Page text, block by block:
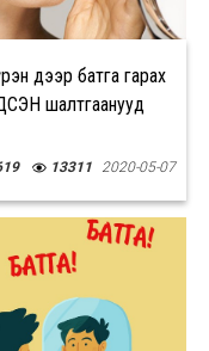
дээр батга гарах
шалтгаанууд
13311 2020-05-07